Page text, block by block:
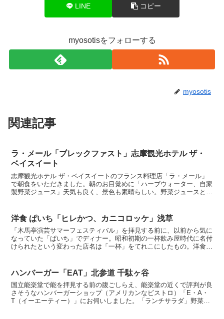
LINE コピー
myosotisをフォローする
myosotis
関連記事
ラ・メール「ブレックファスト」志摩観光ホテル ザ・
ベイスイート
志摩観光ホテル ザ・ベイスイートのフランス料理店「ラ・メール」
で朝食をいただきました。朝のお目覚めに「ハーブウォーター、自家
製野菜ジュース」天気も良く、景色も素晴らしい。野菜ジュースとハ
洋食 ぱいち「ヒレかつ、カニコロッケ」浅草
「木馬亭演芸サマーフェスティバル」を拝見する前に、以前から気に
なっていた「ぱいち」でディナー。昭和初期の一杯飲み屋時代に名付
けられたという変わった店名は「一杯」をてれこにしたもの。洋食屋
ハンバーガー「EAT」北参道 千駄ヶ谷
国立能楽堂で能を拝見する前の腹ごしらえ、能楽堂の近くで評判が良
さそうなハンバーガーショップ（アメリカンなビストロ）「E・A・
T（イーエーティー）」にお伺いしました。「ランチサラダ」野菜不